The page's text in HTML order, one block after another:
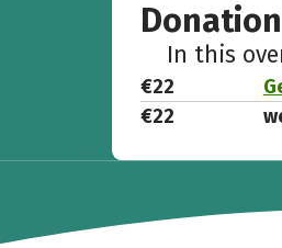
In this
€22
€22